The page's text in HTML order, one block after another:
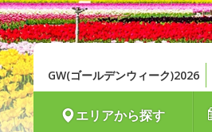
GW(ゴールデンウィーク)2026
エリアから探す